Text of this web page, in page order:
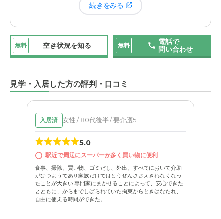
続きをみる
無料 空き状況を知る 無料
電話で
問い合わせ
見学・入居した方の評判・口コミ
入居済 女性 / 80代後半 / 要介護5
5.0
駅近で周辺にスーパーが多く買い物に便利
食事、掃除、買い物、ゴミだし、外出、すべてにおいて介助
がひつようであり家族だけではとうぜんささえきれなくなっ
たことが大きい 専門家にまかせることによって、安心できた
とともに、からまでしばられていた拘束からときはなたれ、
自由に使える時間ができた。...